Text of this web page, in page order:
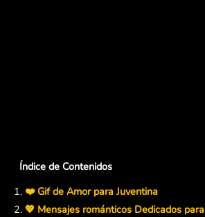
Índice de Contenidos
❤️ Gif de Amor para Juventina
💖 Mensajes románticos Dedicados